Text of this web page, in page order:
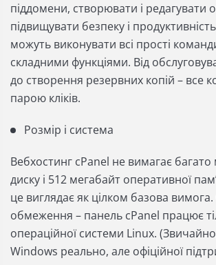
піддомени, створювати і редагувати
підвищувати безпеку і
можуть виконувати всі прості
складними функціями. Від
до створення резервних копій – все
парою кліків.
Розмір і система
Вебхостинг cPanel не вимагає багато
диску і 512 мегабайт оперативної
це виглядає як цілком базова
обмеження – панель cPanel працює
операційної системи Linux.
Windows реально, але офіційної